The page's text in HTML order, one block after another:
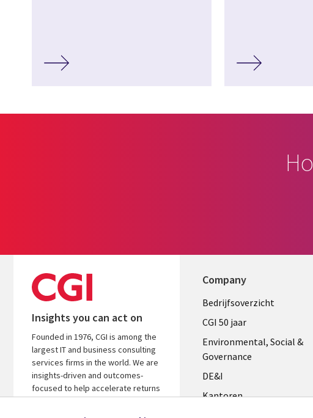
Insights you can act on
Founded in 1976, CGI is among the
largest IT and business consulting
services firms in the world. We are
insights-driven and outcomes-
focused to help accelerate returns
on your investments.
Company
Useful
links
NETHERLANDS
Bedrijfsoverzicht
CGI 50 jaar
Environmental, Social &
Governance
DE&I
Kantoren